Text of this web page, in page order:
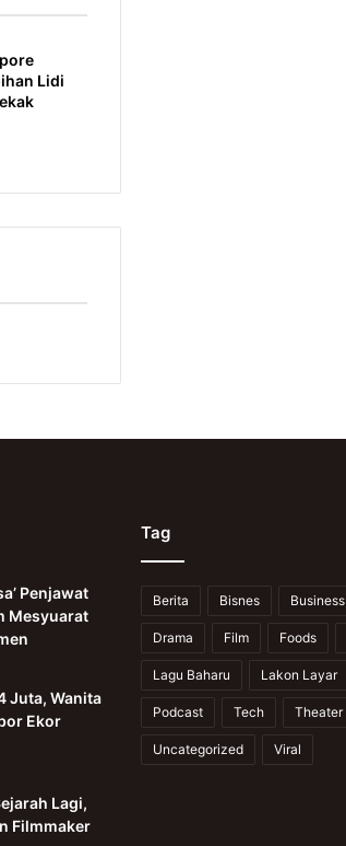
Lidi
Penjawat
Mesyuarat
Juta, Wanita
Ekor
Lagi,
Filmmaker
Tag
Berita Bisnes Business
Drama Film Foods
Lagu Baharu Lakon Layar
Podcast Tech Theater
Uncategorized Viral